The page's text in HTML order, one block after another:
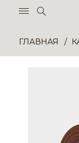
ГЛАВНАЯ